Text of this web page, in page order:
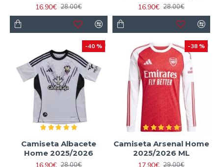
16.90€ 28.00€
16.90€ 28.00€
-40 %
Camiseta Albacete
Home 2025/2026
-38 %
Camiseta Arsenal Home
2025/2026 ML